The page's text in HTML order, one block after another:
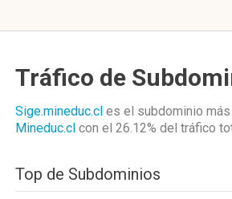
Tráfico de
Sige.mineduc.cl es el subdominio
Mineduc.cl con el 26.12% del tráfico
Top de Subdominios